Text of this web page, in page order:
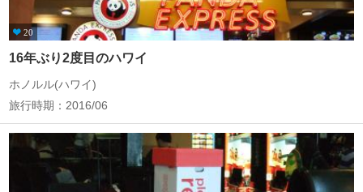
20
16年ぶり2度目のハワイ
ホノルル(ハワイ)
旅行時期：2016/06